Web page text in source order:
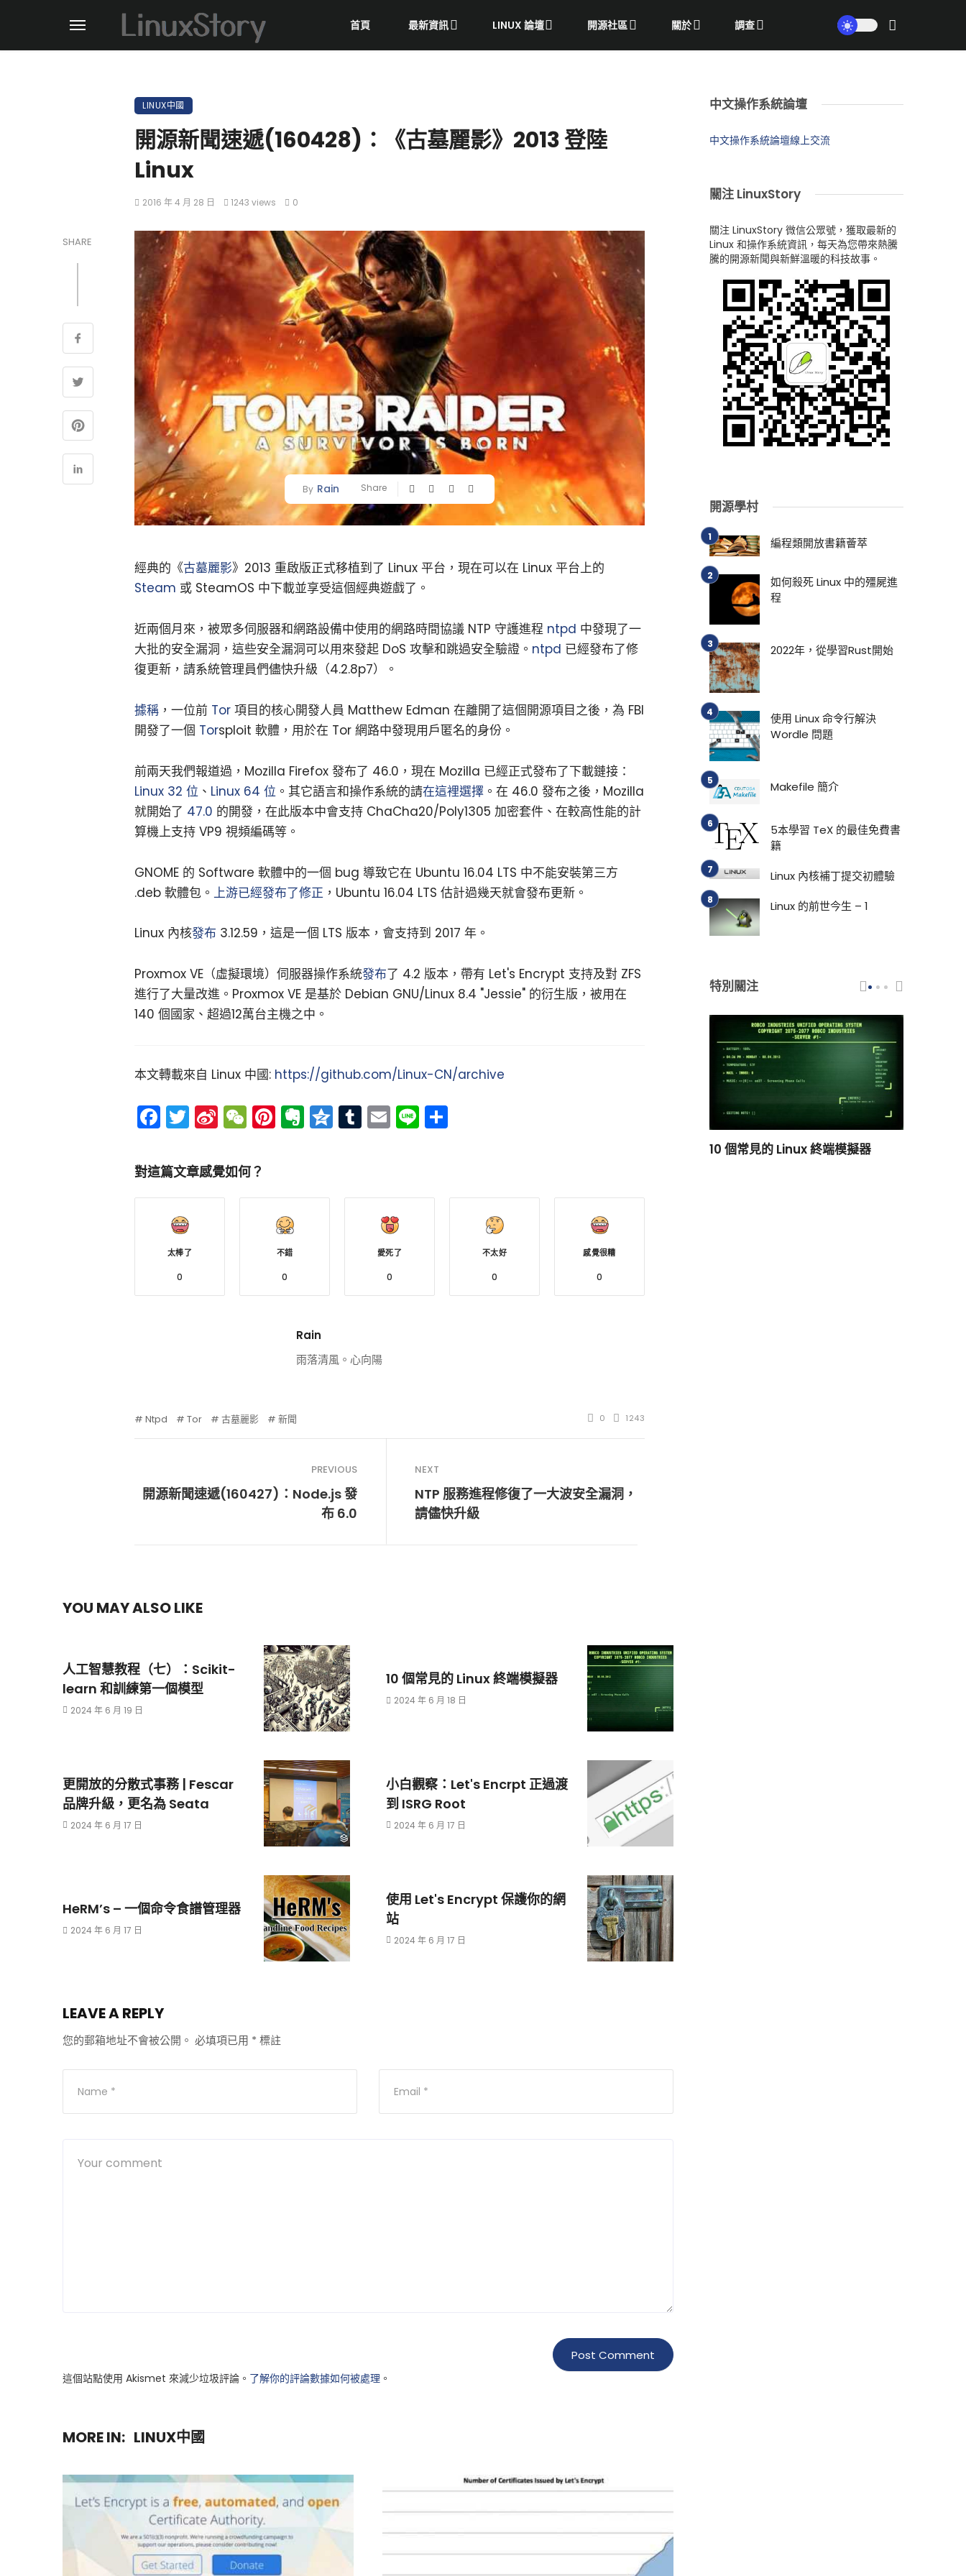
首頁 最新資訊 LINUX 論壇 開源社區 關於 調查
LINUX中國
開源新聞速遞(160428)：《古墓麗影》2013 登陸
Linux
2016 年 4 月 28 日 1243 views 0
SHARE
By Rain Share
經典的《古墓麗影》2013 重啟版正式移植到了 Linux 平台，現在可以在 Linux 平台上的
Steam 或 SteamOS 中下載並享受這個經典遊戲了。
近兩個月來，被眾多伺服器和網路設備中使用的網路時間協議 NTP 守護進程 ntpd 中發現了一
大批的安全漏洞，這些安全漏洞可以用來發起 DoS 攻擊和跳過安全驗證。 ntpd 已經發布了修
復更新，請系統管理員們儘快升級（4.2.8p7）。
據稱 ，一位前 Tor 項目的核心開發人員 Matthew Edman 在離開了這個開源項目之後，為 FBI
開發了一個 Torsploit 軟體，用於在 Tor 網路中發現用戶匿名的身份。
前兩天我們報道過，Mozilla Firefox 發布了 46.0，現在 Mozilla 已經正式發布了下載鏈接：
Linux 32 位 、 Linux 64 位 。其它語言和操作系統的請在這裡選擇 。在 46.0 發布之後，Mozilla
就開始了 47.0 的開發，在此版本中會支持 ChaCha20/Poly1305 加密套件、在較高性能的計
算機上支持 VP9 視頻編碼等。
GNOME 的 Software 軟體中的一個 bug 導致它在 Ubuntu 16.04 LTS 中不能安裝第三方
.deb 軟體包。 上游已經發布了修正 ，Ubuntu 16.04 LTS 估計過幾天就會發布更新。
Linux 內核發布 3.12.59，這是一個 LTS 版本，會支持到 2017 年。
Proxmox VE（虛擬環境）伺服器操作系統發布了 4.2 版本，帶有 Let's Encrypt 支持及對 ZFS
進行了大量改進。Proxmox VE 是基於 Debian GNU/Linux 8.4 "Jessie" 的衍生版，被用在
140 個國家、超過12萬台主機之中。
本文轉載來自 Linux 中國: https://github.com/Linux-CN/archive
Facebook
Twitter
Sina
Weibo
WeChat
Pinterest
Evernote
Qzone
Tumblr
Email
Line
對這篇文章感覺如何？
太棒了
0
不錯
0
愛死了
0
不太好
0
感覺很糟
0
Rain
雨落清風。心向陽
Ntpd Tor 古墓麗影 新聞 0 1243
PREVIOUS
開源新聞速遞(160427)：Node.js 發
布 6.0
NEXT
NTP 服務進程修復了一大波安全漏洞，
請儘快升級
YOU MAY ALSO LIKE
人工智慧教程（七）：Scikit-
learn 和訓練第一個模型
2024 年 6 月 19 日
10 個常見的 Linux 終端模擬器
2024 年 6 月 18 日
更開放的分散式事務 | Fescar
品牌升級，更名為 Seata
2024 年 6 月 17 日
小白觀察：Let's Encrpt 正過渡
到 ISRG Root
2024 年 6 月 17 日
HeRM’s – 一個命令食譜管理器
2024 年 6 月 17 日
使用 Let's Encrypt 保護你的網
站
2024 年 6 月 17 日
LEAVE A REPLY
您的郵箱地址不會被公開。 必填項已用 * 標註
這個站點使用 Akismet 來減少垃圾評論。 了解你的評論數據如何被處理 。
MORE IN: LINUX中國
中文操作系統論壇
中文操作系統論壇線上交流
關注 LinuxStory
關注 LinuxStory 微信公眾號，獲取最新的
Linux 和操作系統資訊，每天為您帶來熱騰
騰的開源新聞與新鮮溫暖的科技故事。
開源學村
編程類開放書籍薈萃
如何殺死 Linux 中的殭屍進
程
2022年，從學習Rust開始
使用 Linux 命令行解決
Wordle 問題
Makefile 簡介
5本學習 TeX 的最佳免費書
籍
Linux 內核補丁提交初體驗
Linux 的前世今生 – 1
特別關注
10 個常見的 Linux 終端模擬器